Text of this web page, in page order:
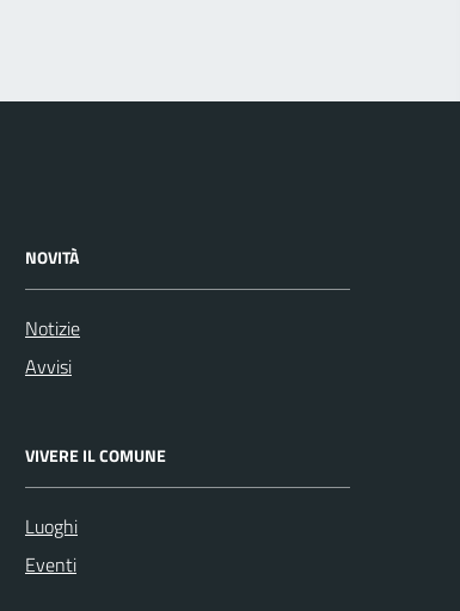
NOVITÀ
Notizie
Avvisi
VIVERE IL COMUNE
Luoghi
Eventi